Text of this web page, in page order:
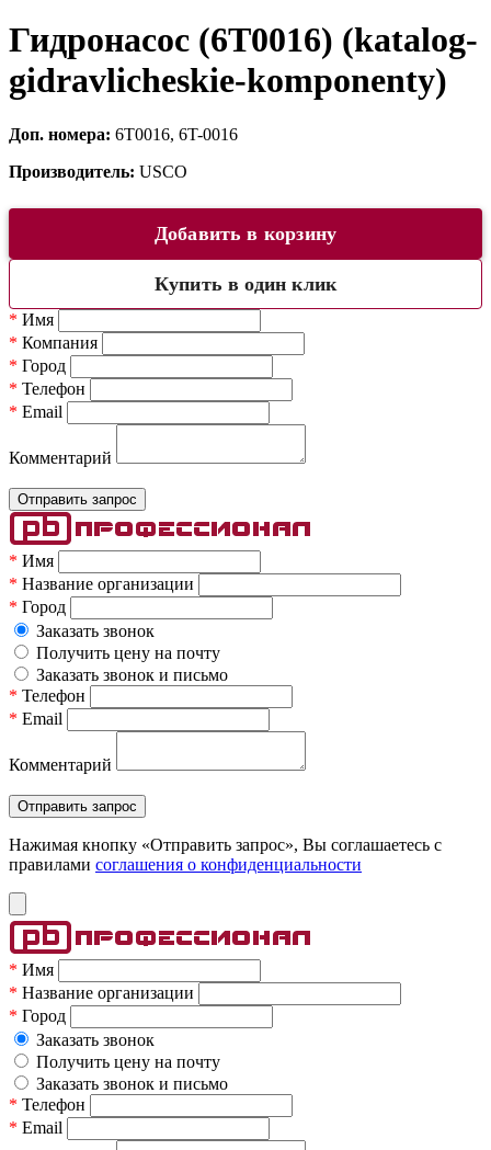
Гидронасос (6T0016) (katalog-
gidravlicheskie-komponenty)
Доп. номера: 6T0016, 6T-0016
Производитель: USCO
Добавить в корзину
Купить в один клик
* Имя
* Компания
* Город
* Телефон
* Email
Комментарий
* Имя
* Название организации
* Город
Заказать звонок
Получить цену на почту
Заказать звонок и письмо
* Телефон
* Email
Комментарий
Нажимая кнопку «Отправить запрос», Вы соглашаетесь c
правилами соглашения о конфиденциальности
* Имя
* Название организации
* Город
Заказать звонок
Получить цену на почту
Заказать звонок и письмо
* Телефон
* Email